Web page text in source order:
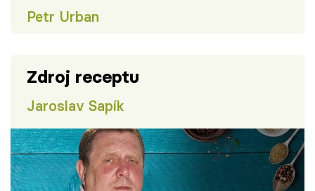
Petr Urban
Zdroj receptu
Jaroslav Sapík